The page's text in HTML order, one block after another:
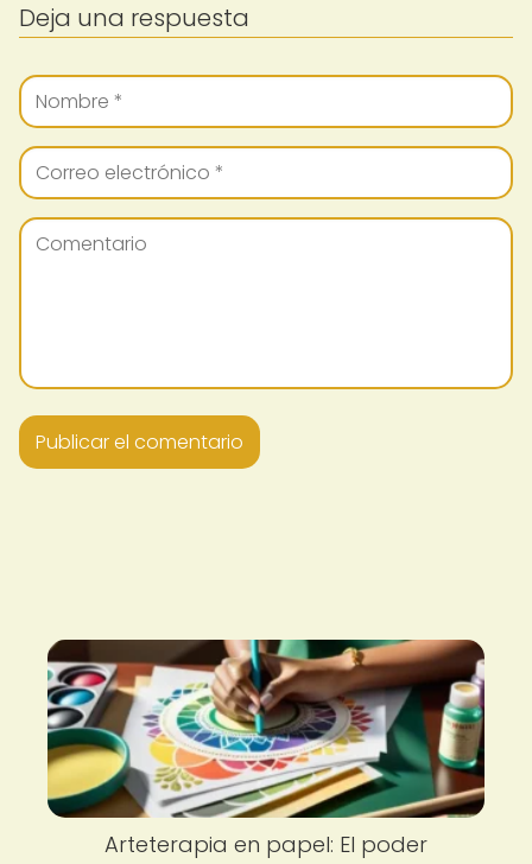
Deja una respuesta
Arteterapia en papel: El poder